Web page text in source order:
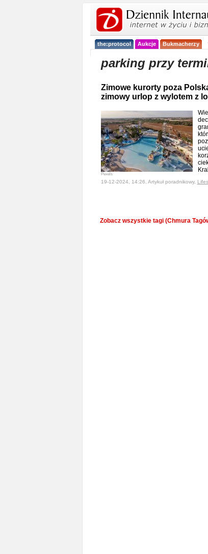
the:protocol Aukcje Bukmacherzy
parking przy
Zimowe kurorty poza
zimowy urlop z wylotem z
Pexels
19-12-2024, 14:26, Artykuł poradnikowy,
Zobacz wszystkie tagi (Chmura